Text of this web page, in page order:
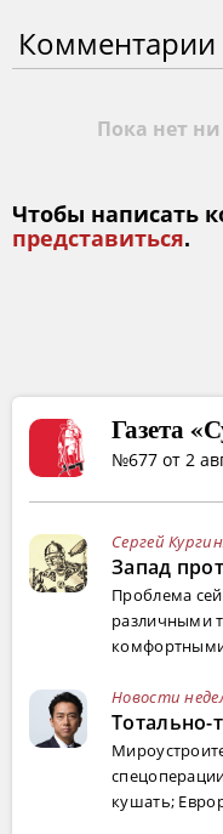
Комментарии
Пока нет
Чтобы написать
представиться.
Газета
№677 от 2
Сергей
Запад
Проблема
различными
Новости
Тотально-
кушать;